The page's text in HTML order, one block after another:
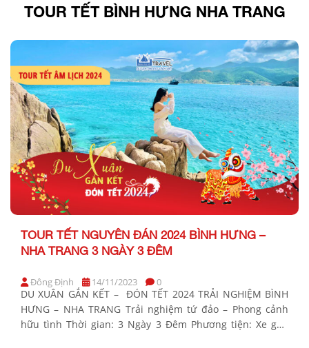
TOUR TẾT BÌNH HƯNG NHA TRANG
TOUR TẾT NGUYÊN ĐÁN 2024 BÌNH HƯNG –
NHA TRANG 3 NGÀY 3 ĐÊM
Đông Định 14/11/2023 0
DU XUÂN GẮN KẾT – ĐÓN TẾT 2024 TRẢI NGHIỆM BÌNH
HƯNG – NHA TRANG Trải nghiệm tứ đảo – Phong cảnh
hữu tình Thời gian: 3 Ngày 3 Đêm Phương tiện: Xe ghế